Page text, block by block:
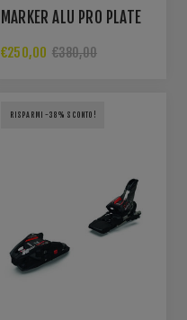
MARKER ALU PRO PLATE
€250,00 €380,00
RISPARMI -38% SCONTO!